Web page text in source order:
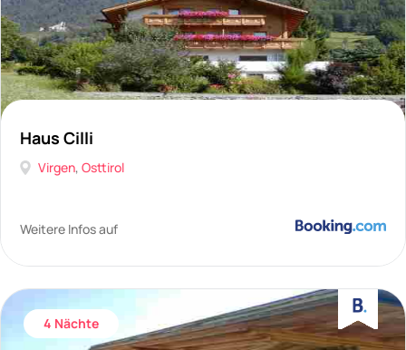
Haus Cilli
Virgen, Osttirol
Weitere Infos auf
4 Nächte